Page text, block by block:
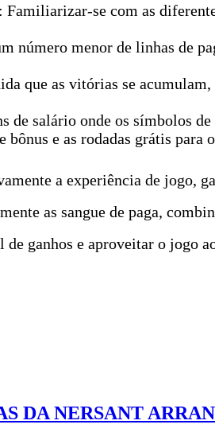
Familiarizar-se com as
número menor de linhas de
que as vitórias se
salário onde os símbolos de
e as rodadas grátis para
a experiência de jogo,
as sangue de paga,
ganhos e aproveitar o jogo
DA NERSANT